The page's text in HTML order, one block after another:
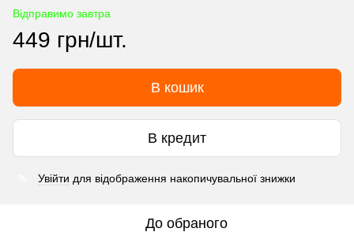
Відправимо завтра
449 грн/шт.
В кошик
В кредит
Увійти для відображення накопичувальної знижки
До обраного